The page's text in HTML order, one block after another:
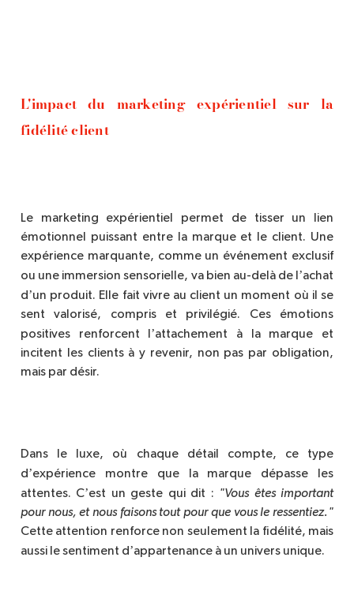
L'impact du marketing expérientiel sur la
fidélitéclient
Le marketing expérientiel permet de tisser un lien
émotionnel puissant entre la marque et le client. Une
expérience marquante, comme un événement exclusif
ou une immersion sensorielle, va bien au-delà de l ’achat
d’un produit. Elle fait vivre au client un moment où il se
sent valorisé, compris et privilégié. Ces émotions
positives renforcent l ’attachement à la marque et
incitent les clients à y revenir, non pas par obligation,
mais par désir.
Dans le luxe, où chaque détail compte, ce type
d’expérience montre que la marque dépasse les
attentes. C’est un geste qui dit : "Vous êtes important
pour nous, et nous faisons tout pour que vous le ressentiez."
Cette attention renforce non seulement la fidélité, mais
aussi le sentiment d’appartenance à un univers unique.